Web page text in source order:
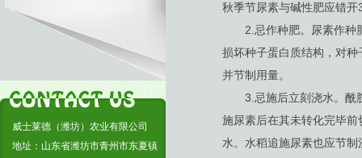
威士莱德（潍坊）农业有限公司
地址：山东省潍坊市青州市东夏镇
秋季节尿素与碱性肥应错
2.忌作种肥。尿素作种肥
损坏种子蛋白质结构，对
并节制用量。
3.忌施后立刻浇水。酰胺
施尿素后在其未转化完毕
水。水稻追施尿素也应节